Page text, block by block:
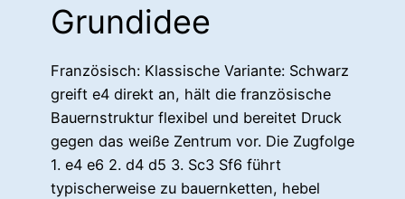
Grundidee
Französisch: Klassische Variante: Schwarz
greift e4 direkt an, hält die französische
Bauernstruktur flexibel und bereitet Druck
gegen das weiße Zentrum vor. Die Zugfolge
1. e4 e6 2. d4 d5 3. Sc3 Sf6 führt
typischerweise zu bauernketten, hebel